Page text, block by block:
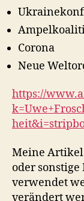
Corona
Neue
https://
Meine
oder
verwendet
verändert